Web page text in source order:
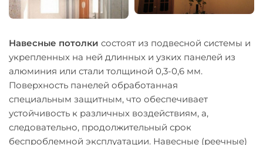
Навесные потолки состоят из подвесной системы и
укрепленных на ней длинных и узких панелей из
алюминия или стали толщиной 0,3-0,6 мм.
Поверхность панелей обработанная
специальным защитным, что обеспечивает
устойчивость к различных воздействиям, а,
следовательно, продолжительный срок
беспроблемной эксплуатации. Навесные (реечные)